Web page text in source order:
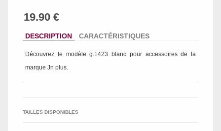
DESCRIPTION CARACTÉRISTIQUES
Découvrez le modèleg.1423 blanc pour accessoires de la
marque Jn plus
TAILLES DISPONIBLES